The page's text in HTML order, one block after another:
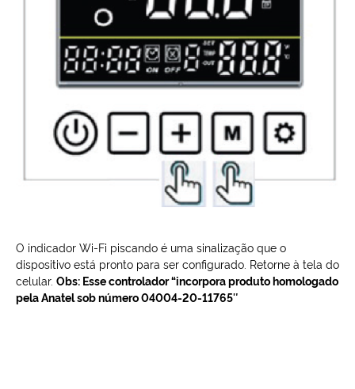
O indicador Wi-Fi piscando é uma sinalização que o
dispositivo está pronto para ser configurado. Retorne à tela do
celular. Obs: Esse controlador “incorpora produto homologado
pela Anatel sob número 04004-20-11765″